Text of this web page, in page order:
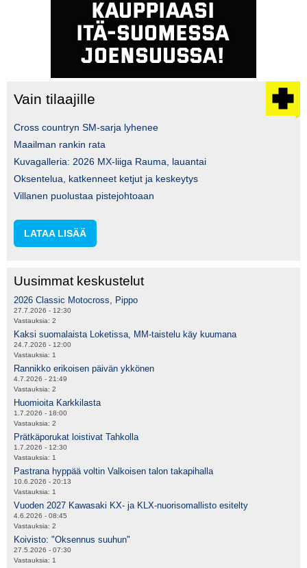
Vain tilaajille
Cross countryn SM-sarja lyhenee
Maailman rankin rata
Kuvagalleria: 2026 MX-liiga Rauma, lauantai
Oksentelua, katkenneet ketjut ja keskeytys
Villanen puolustaa pistejohtoaan
LATAA LISÄÄ
Uusimmat keskustelut
2026 Classic Motocross, Pippo
27.7.2026 - 12:30
Vastauksia: 2
Kaksi suomalaista Loketissa, MM-taistelu käy kuumana
24.7.2026 - 12:00
Vastauksia: 1
Rannikko erikoisen päivän ykkönen
4.7.2026 - 21:49
Vastauksia: 2
Huomioita Karkkilasta
1.7.2026 - 18:00
Vastauksia: 2
Prätkäporukat loistivat Tahkolla
1.7.2026 - 12:30
Vastauksia: 1
Pastrana hyppää voltin Valkoisen talon takapihalla
10.6.2026 - 20:13
Vastauksia: 1
Vuoden 2027 Kawasaki KX- ja KLX-nuorisomallisto esitelty
4.6.2026 - 08:45
Vastauksia: 2
Koivisto: "Oksennus suuhun"
27.5.2026 - 07:30
Vastauksia: 1